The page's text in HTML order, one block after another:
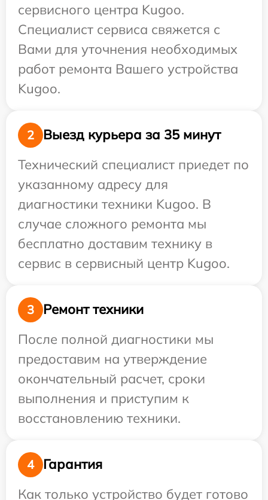
сервисного центра Kugoo.
Специалист сервиса свяжется с
Вами для уточнения необходимых
работ ремонта Вашего устройства
Kugoo.
2
Выезд курьера за 35 минут
Технический специалист приедет по
указанному адресу для
диагностики техники Kugoo. В
случае сложного ремонта мы
бесплатно доставим технику в
сервис в сервисный центр Kugoo.
3
Ремонт техники
После полной диагностики мы
предоставим на утверждение
окончательный расчет, сроки
выполнения и приступим к
восстановлению техники.
4
Гарантия
Как только устройство будет готово